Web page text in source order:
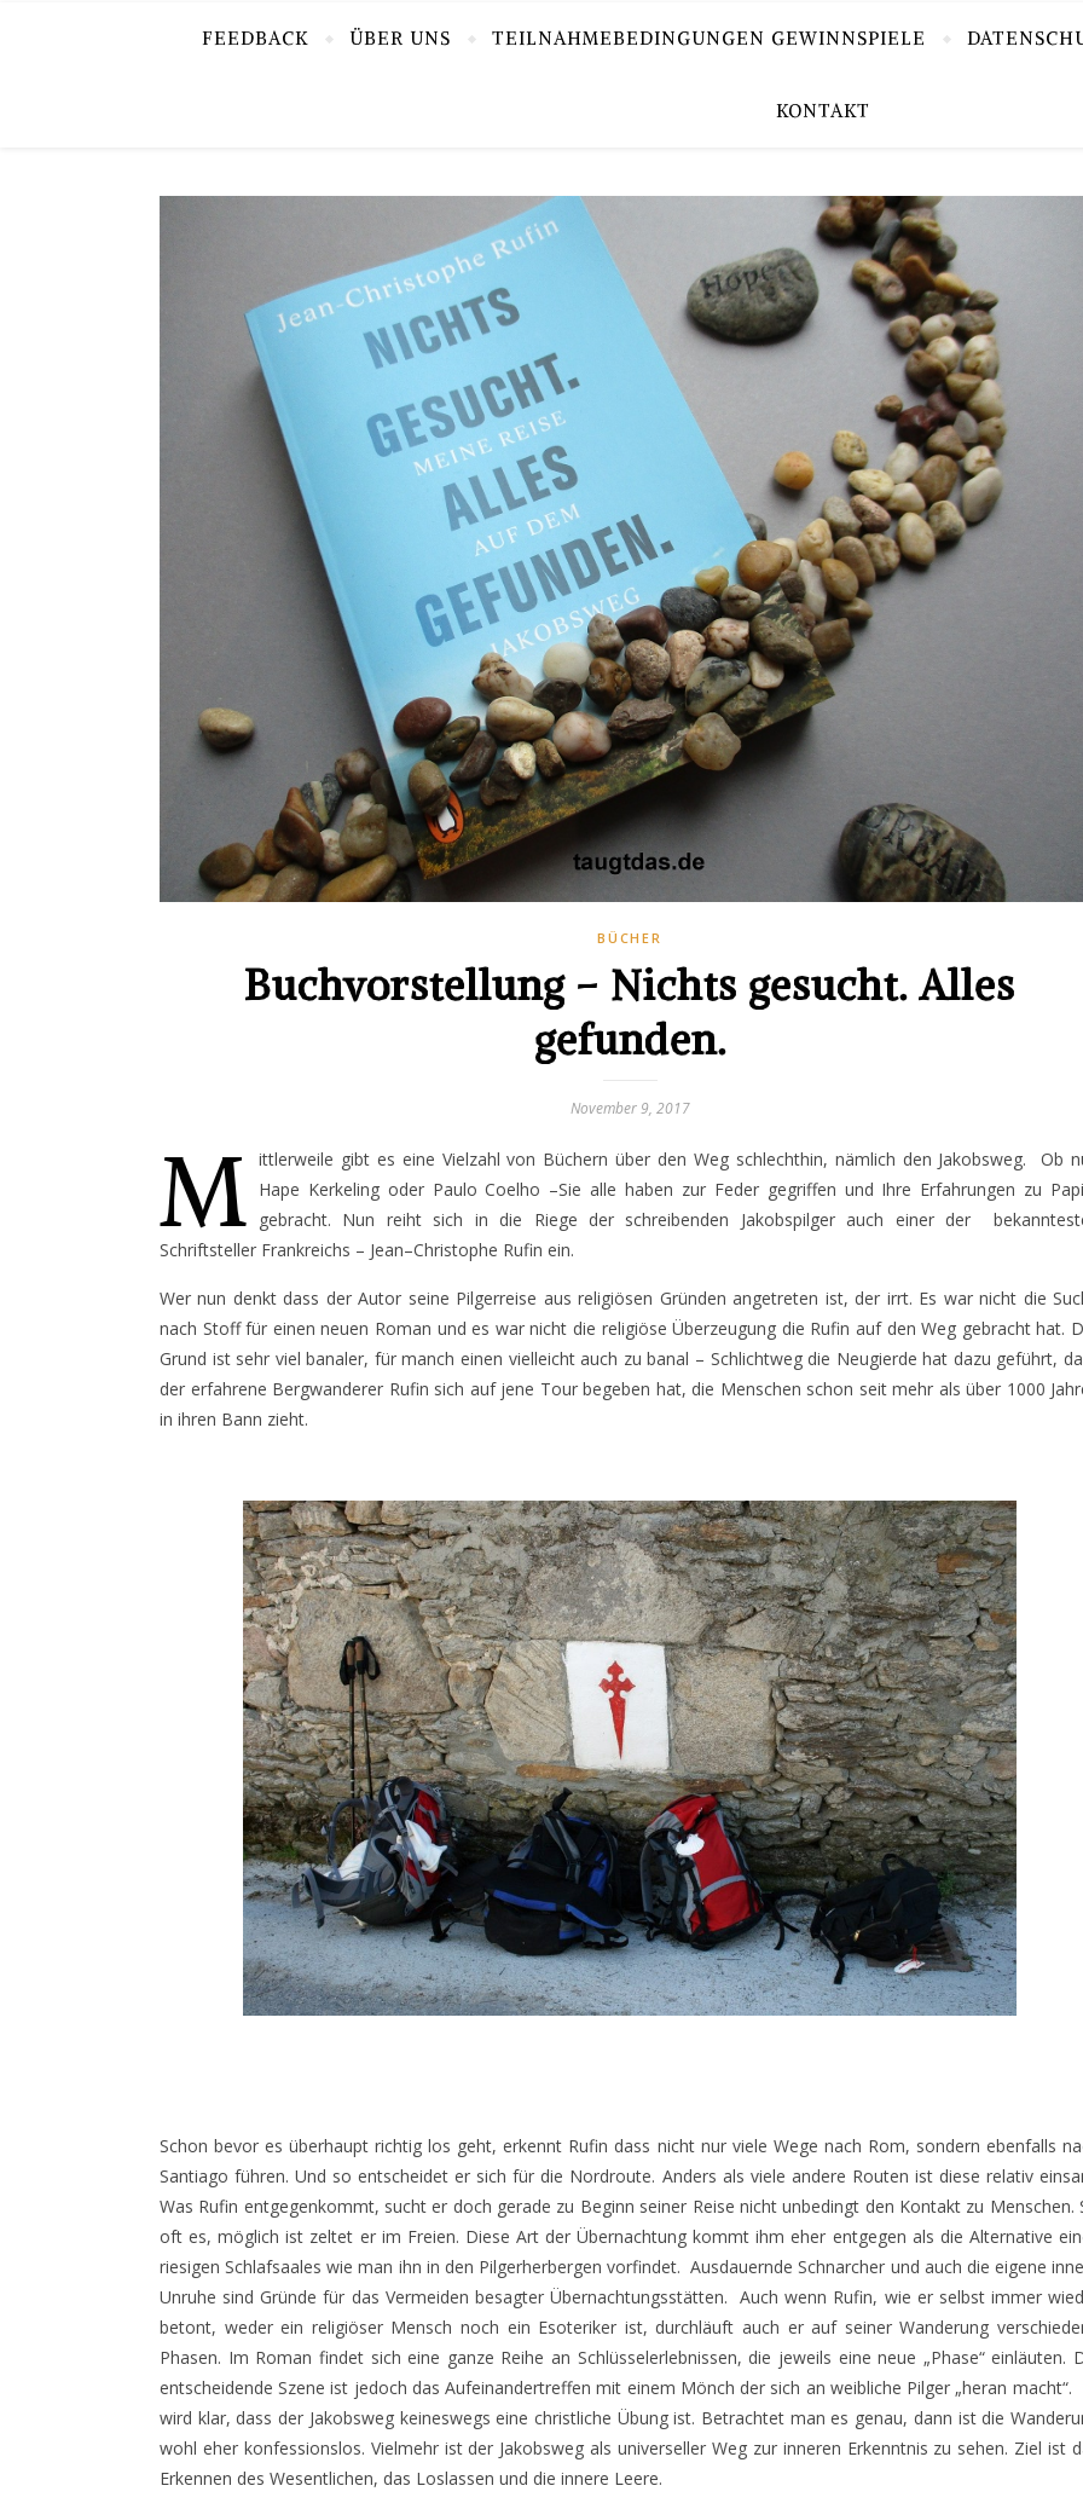
FEEDBACK ÜBER UNS TEILNAHMEBEDINGUNGEN GEWINNSPIELE
KONTAKT
BÜCHER
Buchvorstellung – Nichts gesucht. Alles
gefunden.
November 9, 2017
M ittlerweile gibt es eine Vielzahl von Büchern über den Weg schlechthin, nämlich den Jakobsweg. Ob
Hape Kerkeling oder Paulo Coelho –Sie alle haben zur Feder gegriffen und Ihre Erfahrungen zu
gebracht. Nun reiht sich in die Riege der schreibenden Jakobspilger auch einer der
Schriftsteller Frankreichs – Jean–Christophe Rufin ein.
Wer nun denkt dass der Autor seine Pilgerreise aus religiösen Gründen angetreten ist, der irrt. Es war nicht die
nach Stoff für einen neuen Roman und es war nicht die religiöse Überzeugung die Rufin auf den Weg gebracht hat.
Grund ist sehr viel banaler, für manch einen vielleicht auch zu banal – Schlichtweg die Neugierde hat dazu geführt,
der erfahrene Bergwanderer Rufin sich auf jene Tour begeben hat, die Menschen schon seit mehr als über 1000
in ihren Bann zieht.
Schon bevor es überhaupt richtig los geht, erkennt Rufin dass nicht nur viele Wege nach Rom, sondern ebenfalls
Santiago führen. Und so entscheidet er sich für die Nordroute. Anders als viele andere Routen ist diese relativ
Was Rufin entgegenkommt, sucht er doch gerade zu Beginn seiner Reise nicht unbedingt den Kontakt zu Menschen.
oft es, möglich ist zeltet er im Freien. Diese Art der Übernachtung kommt ihm eher entgegen als die Alternative
riesigen Schlafsaales wie man ihn in den Pilgerherbergen vorfindet. Ausdauernde Schnarcher und auch die eigene
Unruhe sind Gründe für das Vermeiden besagter Übernachtungsstätten. Auch wenn Rufin, wie er selbst immer
betont, weder ein religiöser Mensch noch ein Esoteriker ist, durchläuft auch er auf seiner Wanderung
Phasen. Im Roman findet sich eine ganze Reihe an Schlüsselerlebnissen, die jeweils eine neue „Phase“ einläuten.
entscheidende Szene ist jedoch das Aufeinandertreffen mit einem Mönch der sich an weibliche Pilger „heran macht“.
wird klar, dass der Jakobsweg keineswegs eine christliche Übung ist. Betrachtet man es genau, dann ist die
wohl eher konfessionslos. Vielmehr ist der Jakobsweg als universeller Weg zur inneren Erkenntnis zu sehen. Ziel ist
Erkennen des Wesentlichen, das Loslassen und die innere Leere.